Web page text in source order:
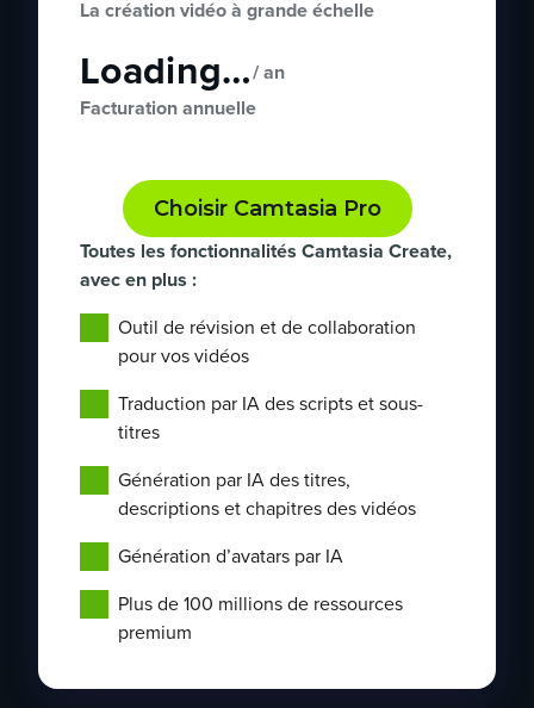
La création vidéo à grande échelle
Loading…/ an
Facturation annuelle
Choisir Camtasia Pro
Toutes les fonctionnalités Camtasia Create,
avec en plus :
Outil de révision et de collaboration
pour vos vidéos
Traduction par IA des scripts et sous-
titres
Génération par IA des titres,
descriptions et chapitres des vidéos
Génération d’avatars par IA
Plus de 100 millions de ressources
premium